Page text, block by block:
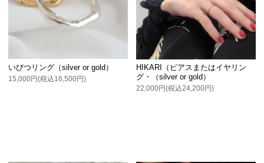
いびつリング（silver or gold）
15,000円(税込16,500円)
HIKARI（ピアスまたはイヤリン
グ・（silver or gold）
22,000円(税込24,200円)